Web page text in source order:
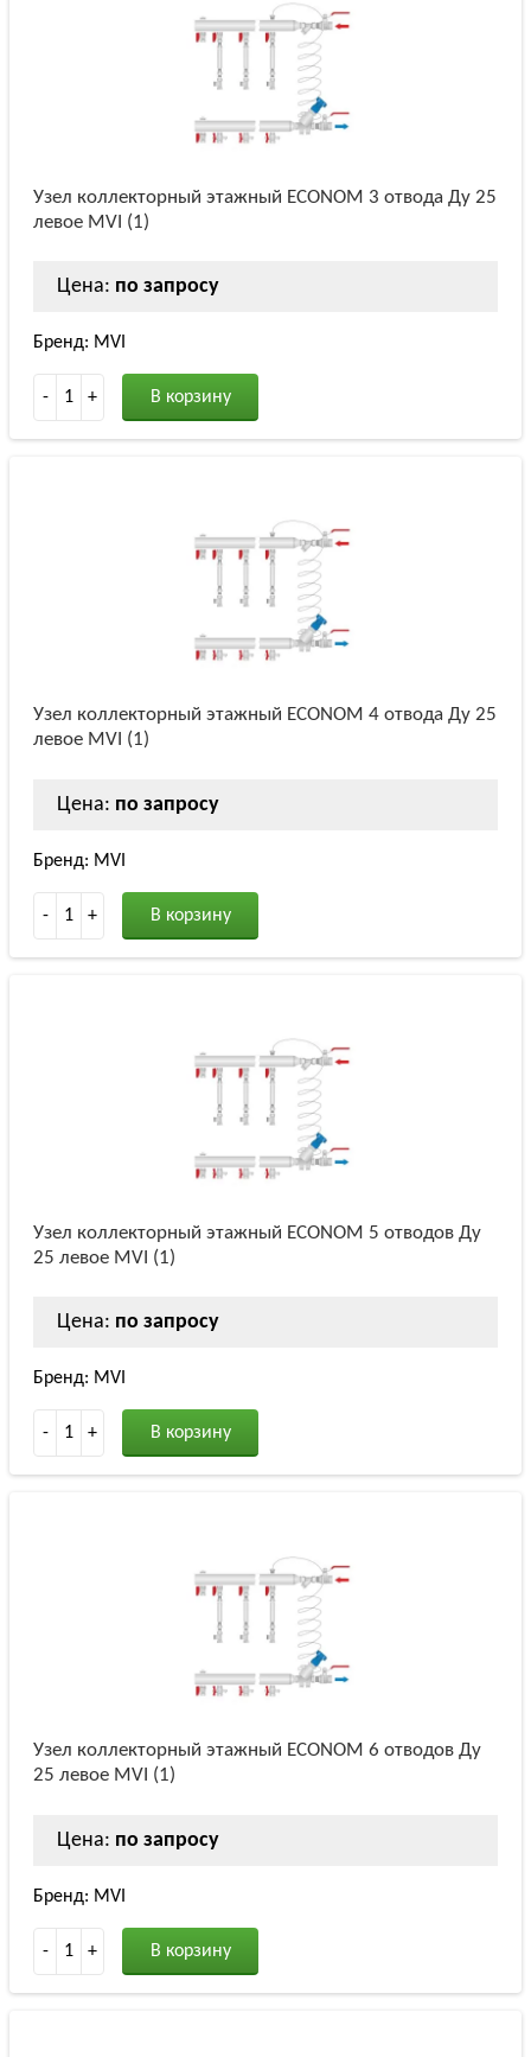
Узел коллекторный этажный ECONOM 3 отвода Ду 25
левое MVI (1)
Цена: по запросу
Бренд: MVI
- 1 + В корзину
Узел коллекторный этажный ECONOM 4 отвода Ду 25
левое MVI (1)
Цена: по запросу
Бренд: MVI
- 1 + В корзину
Узел коллекторный этажный ECONOM 5 отводов Ду
25 левое MVI (1)
Цена: по запросу
Бренд: MVI
- 1 + В корзину
Узел коллекторный этажный ECONOM 6 отводов Ду
25 левое MVI (1)
Цена: по запросу
Бренд: MVI
- 1 + В корзину